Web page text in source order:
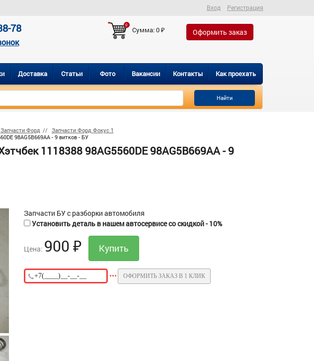
Вход Регистрация
78 0
Сумма:0₽ Оформить заказ
Доставка Статьи Фото Вакансии Контакты Как проехать
Найти
Запчасти Форд
Запчасти Форд Фокус 1
98AG5B669AA - 9 витков - БУ
1118388 98AG5560DE 98AG5B669AA - 9
Запчасти БУ с разборки автомобиля
Установить деталь в нашем автосервисе со скидкой - 10%
Цена: 900₽
ОФОРМИТЬ ЗАКАЗ В 1 КЛИК